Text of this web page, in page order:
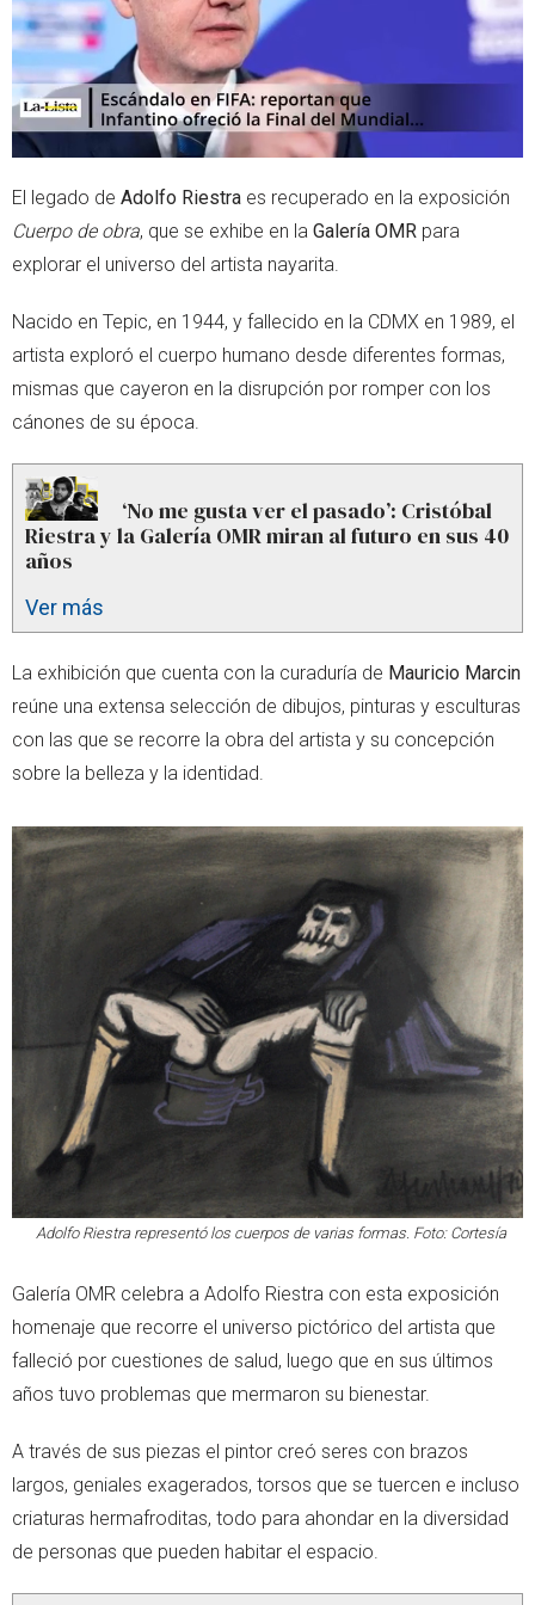
El legado de Adolfo Riestra es recuperado en la exposición
Cuerpo de obra, que se exhibe en la Galería OMR para
explorar el universo del artista nayarita.
Nacido en Tepic, en 1944, y fallecido en la CDMX en 1989, el
artista exploró el cuerpo humano desde diferentes formas,
mismas que cayeron en la disrupción por romper con los
cánones de su época.
‘No me gusta ver el pasado’: Cristóbal
Riestra y la Galería OMR miran al futuro en sus 40
años
Ver más
La exhibición que cuenta con la curaduría de Mauricio Marcin
reúne una extensa selección de dibujos, pinturas y esculturas
con las que se recorre la obra del artista y su concepción
sobre la belleza y la identidad.
Adolfo Riestra representó los cuerpos de varias formas. Foto: Cortesía
Galería OMR celebra a Adolfo Riestra con esta exposición
homenaje que recorre el universo pictórico del artista que
falleció por cuestiones de salud, luego que en sus últimos
años tuvo problemas que mermaron su bienestar.
A través de sus piezas el pintor creó seres con brazos
largos, geniales exagerados, torsos que se tuercen e incluso
criaturas hermafroditas, todo para ahondar en la diversidad
de personas que pueden habitar el espacio.